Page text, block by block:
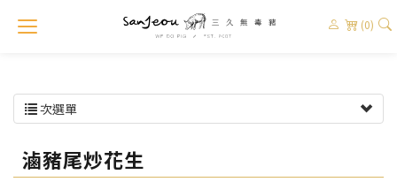
(0)
次選單
滷豬尾炒花生